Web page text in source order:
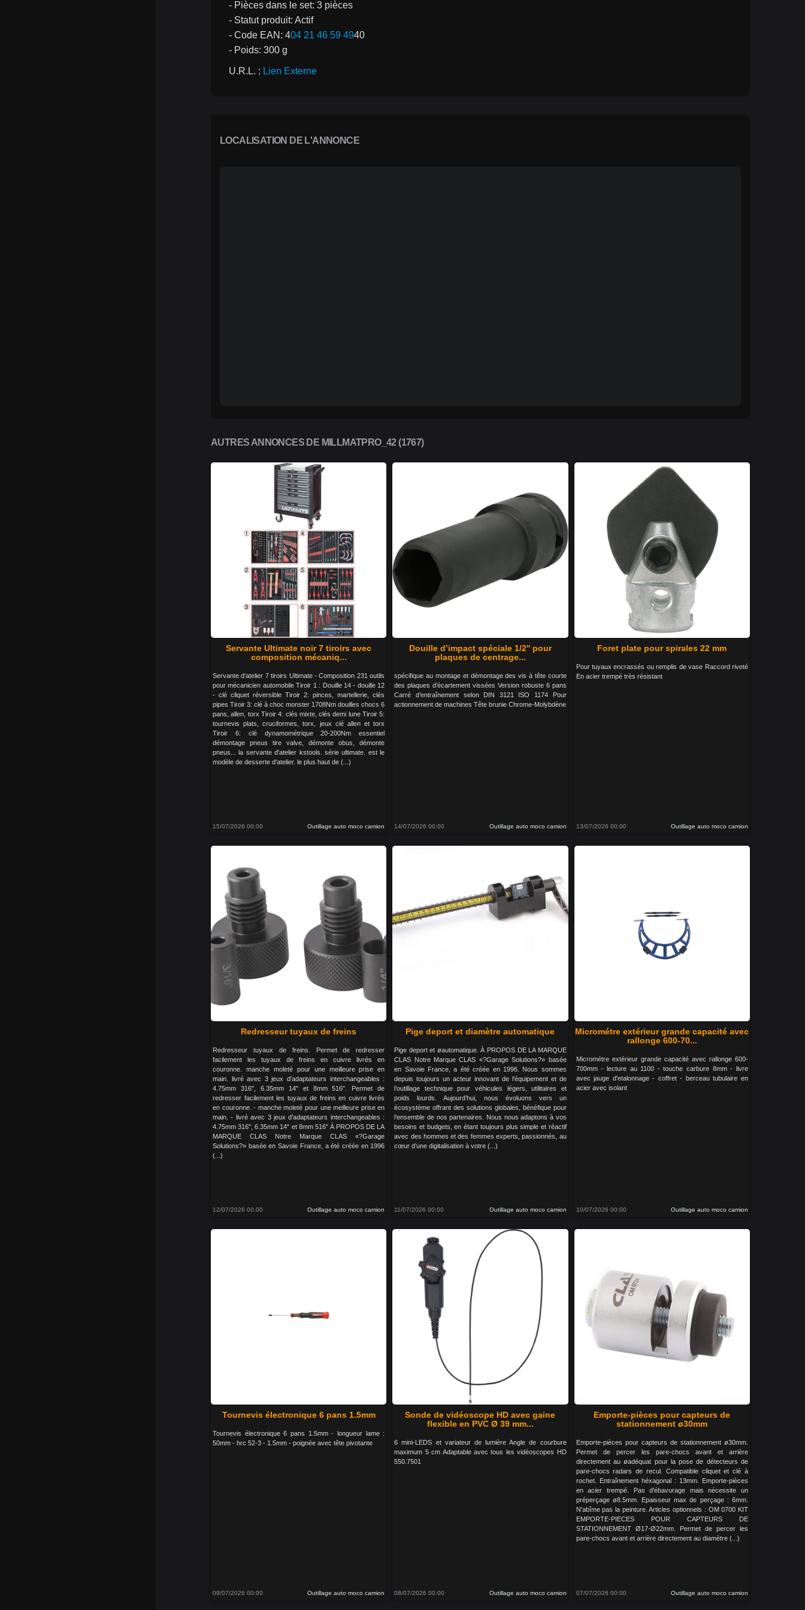
- Pièces dans le set: 3 pièces
- Statut produit: Actif
- Code EAN: 404 21 46 59 4940
- Poids: 300 g
U.R.L. : Lien Externe
LOCALISATION DE L'ANNONCE
AUTRES ANNONCES DE MILLMATPRO_42 (1767)
Servante Ultimate noir 7 tiroirs avec
composition mécaniq...
Servante d'atelier 7 tiroirs Ultimate - Composition 231 outils
pour mécanicien automobile Tiroir 1 : Douille 14 - douille 12
- clé cliquet réversible Tiroir 2: pinces, martellerie, clés
pipes Tiroir 3: clé à choc monster 1708Nm douilles chocs 6
pans, allen, torx Tiroir 4: clés mixte, clés demi lune Tiroir 5:
tournevis plats, cruciformes, torx, jeux clé allen et torx
Tiroir 6: clé dynamométrique 20-200Nm essentiel
démontage pneus tire valve, démonte obus, démonte
pneus... la servante d'atelier kstools. série ultimate. est le
modèle de desserte d'atelier. le plus haut de (...)
15/07/2026 00:00 Outillage auto moco camion
Douille d’impact spéciale 1/2'' pour
plaques de centrage...
spécifique au montage et démontage des vis à tête courte
des plaques d’écartement vissées Version robuste 6 pans
Carré d’entraînement selon DIN 3121 ISO 1174 Pour
actionnement de machines Tête brunie Chrome-Molybdène
14/07/2026 00:00 Outillage auto moco camion
Foret plate pour spirales 22 mm
Pour tuyaux encrassés ou remplis de vase Raccord riveté
En acier trempé très résistant
13/07/2026 00:00 Outillage auto moco camion
Redresseur tuyaux de freins
Redresseur tuyaux de freins. Permet de redresser
facilement les tuyaux de freins en cuivre livrés en
couronne. manche moleté pour une meilleure prise en
main. livré avec 3 jeux d'adaptateurs interchangeables :
4.75mm 316", 6.35mm 14" et 8mm 516". Permet de
redresser facilement les tuyaux de freins en cuivre livrés
en couronne. - manche moleté pour une meilleure prise en
main. - livré avec 3 jeux d’adaptateurs interchangeables :
4.75mm 316", 6.35mm 14" et 8mm 516" À PROPOS DE LA
MARQUE CLAS Notre Marque CLAS «?Garage
Solutions?» basée en Savoie France, a été créée en 1996
(...)
12/07/2026 00:00 Outillage auto moco camion
Pige deport et diamètre automatique
Pige deport et øautomatique. À PROPOS DE LA MARQUE
CLAS Notre Marque CLAS «?Garage Solutions?» basée
en Savoie France, a été créée en 1996. Nous sommes
depuis toujours un acteur innovant de l’équipement et de
l’outillage technique pour véhicules légers, utilitaires et
poids lourds. Aujourd’hui, nous évoluons vers un
écosystème offrant des solutions globales, bénéfique pour
l’ensemble de nos partenaires. Nous nous adaptons à vos
besoins et budgets, en étant toujours plus simple et réactif
avec des hommes et des femmes experts, passionnés, au
cœur d’une digitalisation à votre (...)
11/07/2026 00:00 Outillage auto moco camion
Micrométre extérieur grande capacité avec
rallonge 600-70...
Micrométre extérieur grande capacité avec rallonge 600-
700mm - lecture au 1100 - touche carbure 8mm - livre
avec jauge d'etalonnage - coffret - berceau tubulaire en
acier avec isolant
10/07/2026 00:00 Outillage auto moco camion
Tournevis électronique 6 pans 1.5mm
Tournevis électronique 6 pans 1.5mm - longueur lame :
50mm - hrc 52-3 - 1.5mm - poignée avec tête pivotante
09/07/2026 00:00 Outillage auto moco camion
Sonde de vidéoscope HD avec gaine
flexible en PVC Ø 39 mm...
6 mini-LEDS et variateur de lumière Angle de courbure
maximum 5 cm Adaptable avec tous les vidéoscopes HD
550.7501
08/07/2026 00:00 Outillage auto moco camion
Emporte-pièces pour capteurs de
stationnement ø30mm
Emporte-pièces pour capteurs de stationnement ø30mm.
Permet de percer les pare-chocs avant et arrière
directement au øadéquat pour la pose de détecteurs de
pare-chocs radars de recul. Compatible cliquet et clé à
rochet. Entraînement héxagonal : 13mm. Emporte-pièces
en acier trempé. Pas d'ébavurage mais nécessite un
préperçage ø8.5mm. Epaisseur max de perçage : 6mm.
N'abîme pas la peinture. Articles optionnels : OM 0700 KIT
EMPORTE-PIECES POUR CAPTEURS DE
STATIONNEMENT Ø17-Ø22mm. Permet de percer les
pare-chocs avant et arrière directement au diamètre (...)
07/07/2026 00:00 Outillage auto moco camion